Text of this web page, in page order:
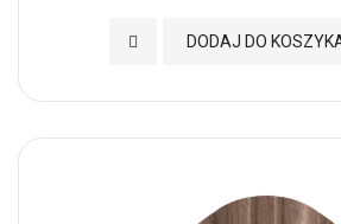
DODAJ DO
Dodaj do Ulubionych